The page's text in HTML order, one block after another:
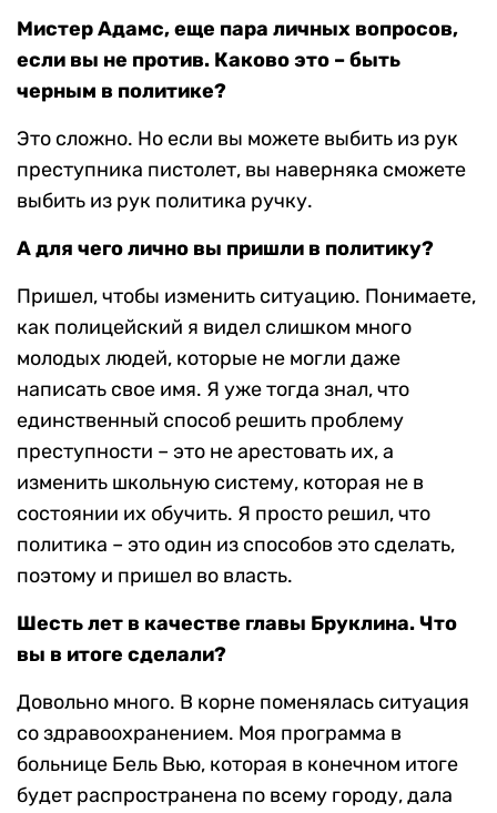
Мистер Адамс, еще пара личных вопросов,
если вы не против. Каково это – быть
черным в политике?
Это сложно. Но если вы можете выбить из рук
преступника пистолет, вы наверняка сможете
выбить из рук политика ручку.
А для чего лично вы пришли в политику?
Пришел, чтобы изменить ситуацию. Понимаете,
как полицейский я видел слишком много
молодых людей, которые не могли даже
написать свое имя. Я уже тогда знал, что
единственный способ решить проблему
преступности – это не арестовать их, а
изменить школьную систему, которая не в
состоянии их обучить. Я просто решил, что
политика – это один из способов это сделать,
поэтому и пришел во власть.
Шесть лет в качестве главы Бруклина. Что
вы в итоге сделали?
Довольно много. В корне поменялась ситуация
со здравоохранением. Моя программа в
больнице Бель Вью, которая в конечном итоге
будет распространена по всему городу, дала